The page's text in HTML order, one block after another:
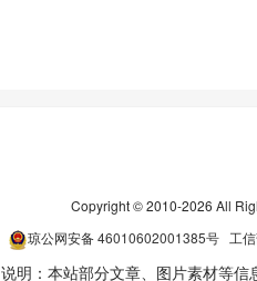
Copyright © 2010-2026 All
琼公网安备46010602001385号工信
说明：本站部分文章、图片素材等信